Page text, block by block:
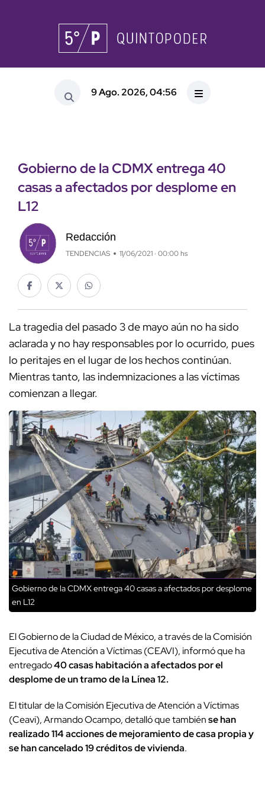
9 Ago. 2026, 04:56
Gobierno de la CDMX entrega 40
casas a afectados por desplome en
L12
Redacción
TENDENCIAS 11/06/2021 · 00:00 hs
La tragedia del pasado 3 de mayo aún no ha sido
aclarada y no hay responsables por lo ocurrido, pues
lo peritajes en el lugar de los hechos continúan.
Mientras tanto, las indemnizaciones a las víctimas
comienzan a llegar.
Gobierno de la CDMX entrega 40 casas a afectados por desplome
en L12
El Gobierno de la Ciudad de México, a través de la Comisión
Ejecutiva de Atención a Víctimas (CEAVI), informó que ha
entregado40 casas habitación a afectados por el
desplome de un tramo de la Línea 12.
El titular de la Comisión Ejecutiva de Atención a Víctimas
(Ceavi), Armando Ocampo, detalló que tambiénse han
realizado 114 acciones de mejoramiento de casa propia y
se han cancelado 19 créditos de vivienda.